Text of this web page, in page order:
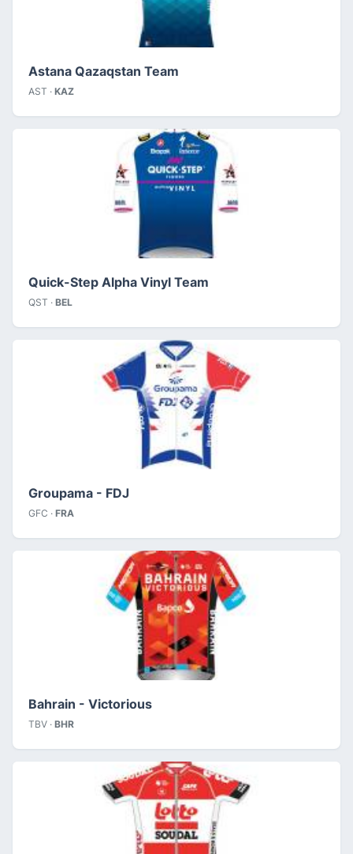
Astana Qazaqstan Team
AST · KAZ
Quick-Step Alpha Vinyl Team
QST · BEL
Groupama - FDJ
GFC · FRA
Bahrain - Victorious
TBV · BHR